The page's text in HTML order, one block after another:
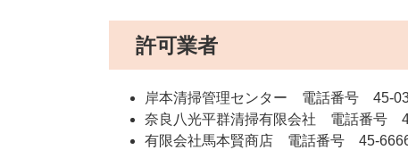
許可業者
岸本清掃管理センター 電話番号 45-
奈良八光平群清掃有限会社 電話番号
有限会社馬本賢商店 電話番号 45-